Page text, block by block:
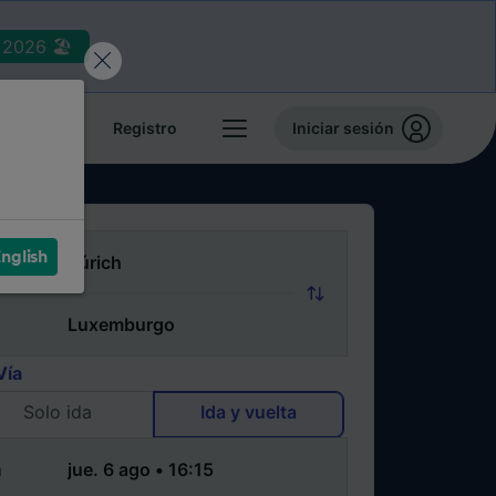
2026 🏖️
Registro Iniciar sesión
Solo ida
Ida y vuelta